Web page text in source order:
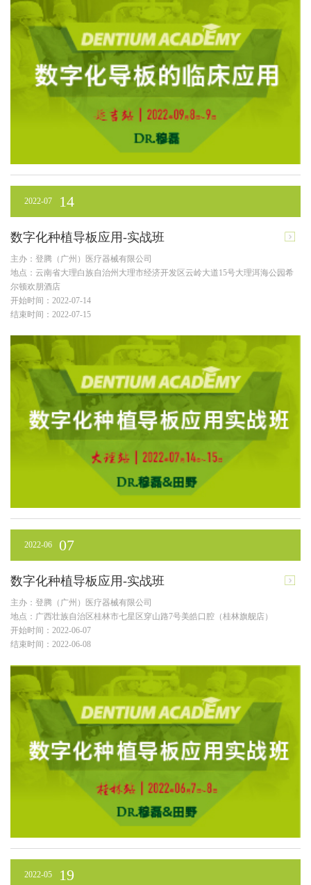
2022-07 14
数字化种植导板应用-实战班
主办：登腾（广州）医疗器械有限公司
地点：云南省大理白族自治州大理市经济开发区云岭大道15号大理洱海公园希
尔顿欢朋酒店
开始时间：2022-07-14
结束时间：2022-07-15
2022-06 07
数字化种植导板应用-实战班
主办：登腾（广州）医疗器械有限公司
地点：广西壮族自治区桂林市七星区穿山路7号美皓口腔（桂林旗舰店）
开始时间：2022-06-07
结束时间：2022-06-08
2022-05 19